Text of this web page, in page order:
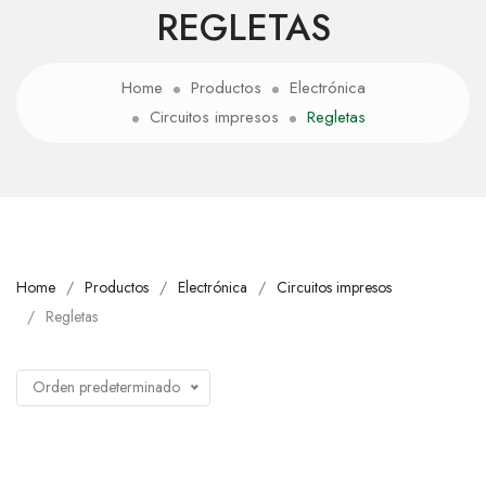
REGLETAS
Home Productos
Electrónica
Circuitos impresos
Regletas
Home Productos Electrónica
Circuitos impresos
Regletas
Orden predeterminado